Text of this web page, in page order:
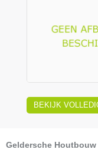
BEKIJK
Geldersche Houtbouw